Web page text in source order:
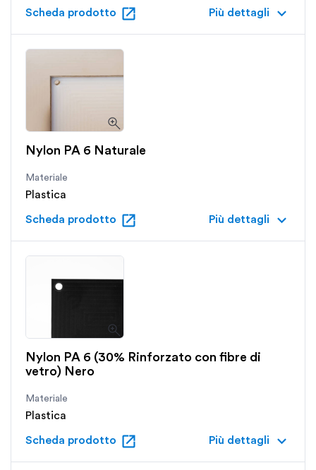
Scheda prodotto open_in_new Più dettagli keyboard_arrow_down
Nylon PA 6 Naturale
Materiale
Plastica
Scheda prodotto open_in_new Più dettagli keyboard_arrow_down
Nylon PA 6 (30% Rinforzato con fibre di
vetro) Nero
Materiale
Plastica
Scheda prodotto open_in_new Più dettagli keyboard_arrow_down